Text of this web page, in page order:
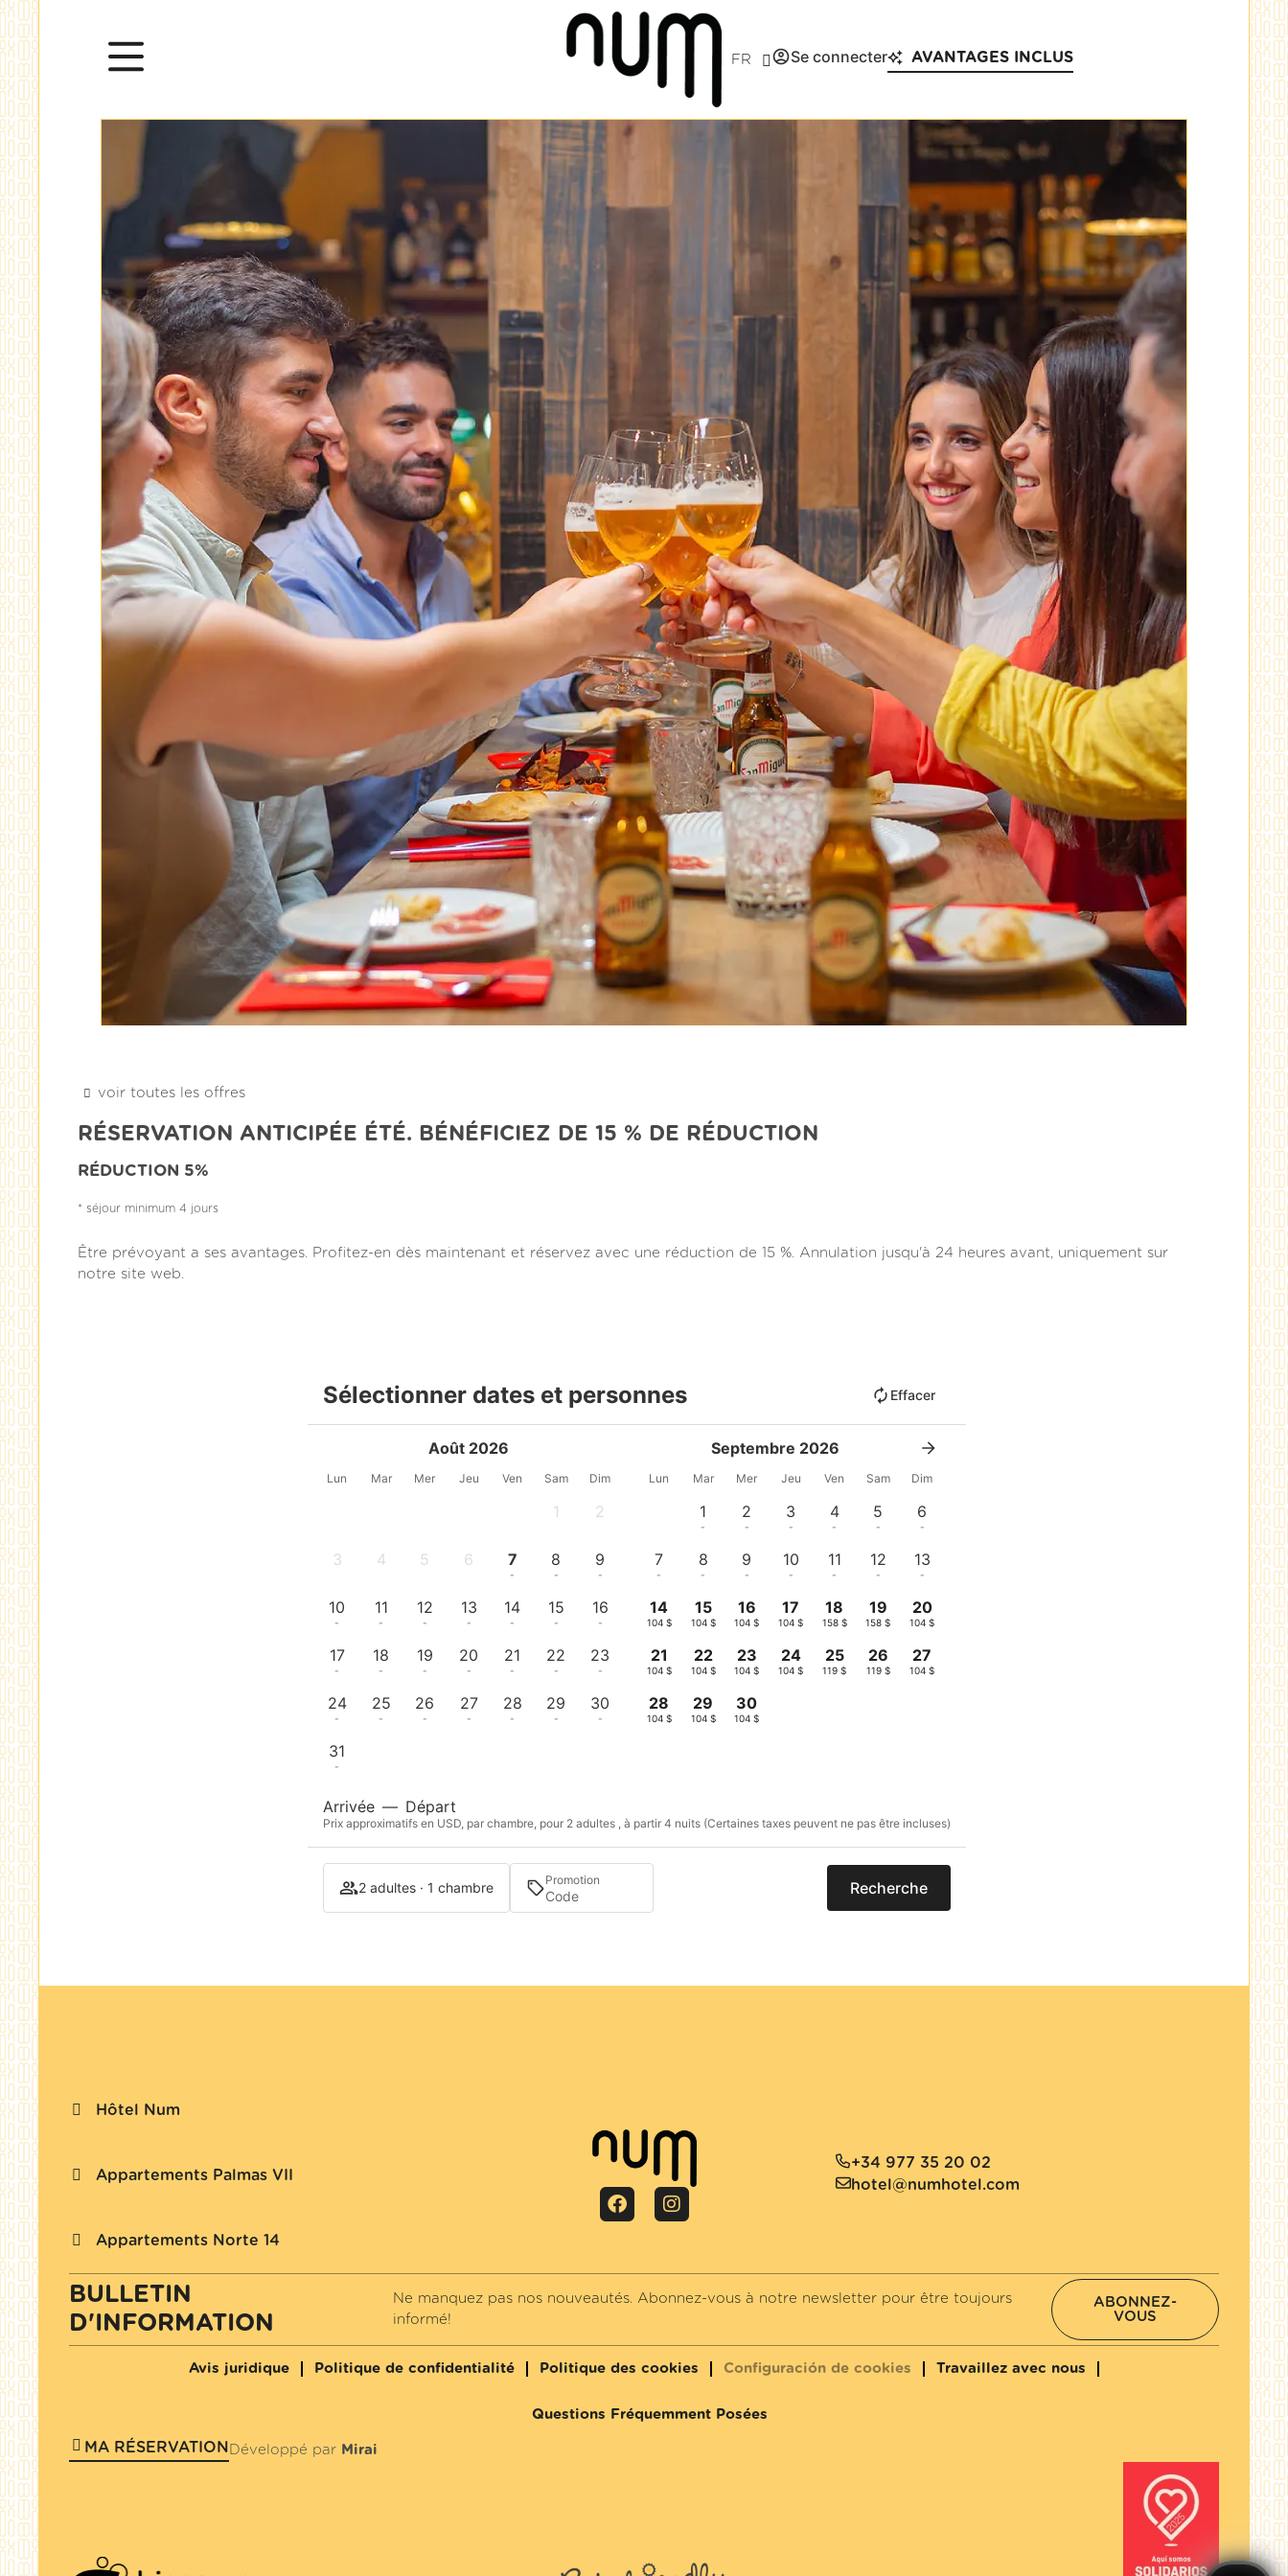
FR Se connecter AVANTAGES INCLUS
voir toutes les offres
RÉSERVATION ANTICIPÉE ÉTÉ. BÉNÉFICIEZ DE 15 % DE RÉDUCTION
​​RÉDUCTION 5%
séjour minimum 4 jours
Être prévoyant a ses avantages. Profitez-en dès maintenant et réservez avec une réduction de 15 %. Annulation jusqu'à 24 heures avant, uniquement sur
notre site web.
Sélectionner dates et personnes Effacer
Août 2026
Lun Mar Mer Jeu Ven Sam Dim
1 2
3 4 5 6 7
-
8
-
9
-
10
-
11
-
12
-
13
-
14
-
15
-
16
-
17
-
18
-
19
-
20
-
21
-
22
-
23
-
24
-
25
-
26
-
27
-
28
-
29
-
30
-
31
-
Septembre 2026
Lun Mar Mer Jeu Ven Sam Dim
1
-
2
-
3
-
4
-
5
-
6
-
7
-
8
-
9
-
10
-
11
-
12
-
13
-
14
104 $
15
104 $
16
104 $
17
104 $
18
158 $
19
158 $
20
104 $
21
104 $
22
104 $
23
104 $
24
104 $
25
119 $
26
119 $
27
104 $
28
104 $
29
104 $
30
104 $
Arrivée — Départ
Prix approximatifs en USD, par chambre, pour 2 adultes , à partir 4 nuits (Certaines taxes peuvent ne pas être incluses)
2 adultes · 1 chambre Promotion Recherche
Hôtel Num
Appartements Palmas VII
Appartements Norte 14
+34 977 35 20 02
hotel@numhotel.com
BULLETIN
D'INFORMATION
Ne manquez pas nos nouveautés. Abonnez-vous à notre newsletter pour être toujours
informé!
ABONNEZ-
VOUS
Avis juridique Politique de confidentialité Politique des cookies Configuración de cookies Travaillez avec nous
Questions Fréquemment Posées
MA RÉSERVATION Développé par Mirai